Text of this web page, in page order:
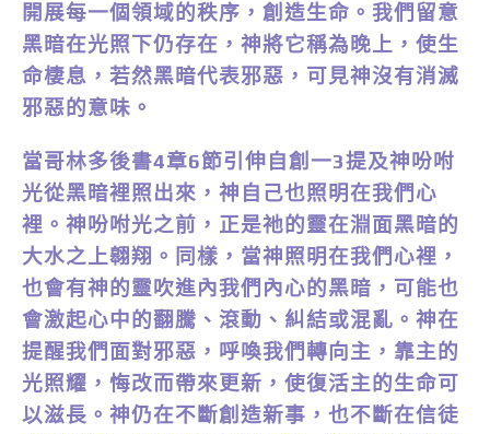
開展每一個領域的秩序，創造生命。我們留意
黑暗在光照下仍存在，神將它稱為晚上，使生
命棲息，若然黑暗代表邪惡，可見神沒有消滅
邪惡的意味。
當哥林多後書4章6節引伸自創一3提及神吩咐
光從黑暗裡照出來，神自己也照明在我們心
裡。神吩咐光之前，正是祂的靈在淵面黑暗的
大水之上翱翔。同樣，當神照明在我們心裡，
也會有神的靈吹進內我們內心的黑暗，可能也
會激起心中的翻騰、滾動、糾結或混亂。神在
提醒我們面對邪惡，呼喚我們轉向主，靠主的
光照耀，悔改而帶來更新，使復活主的生命可
以滋長。神仍在不斷創造新事，也不斷在信徒